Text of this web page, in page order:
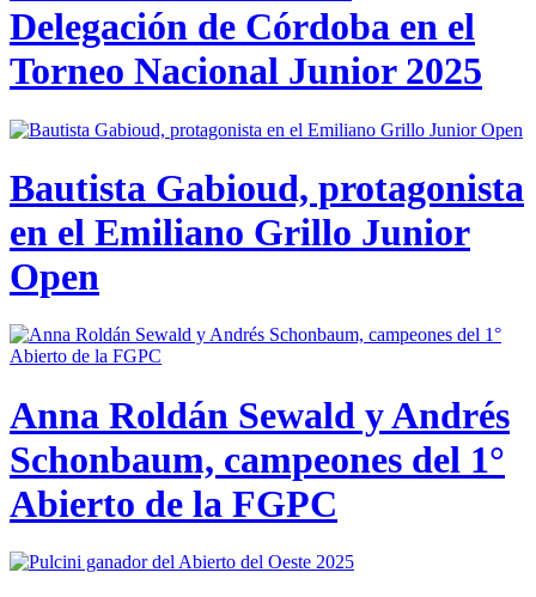
Delegación de Córdoba en el
Torneo Nacional Junior 2025
Bautista Gabioud, protagonista
en el Emiliano Grillo Junior
Open
Anna Roldán Sewald y Andrés
Schonbaum, campeones del 1°
Abierto de la FGPC